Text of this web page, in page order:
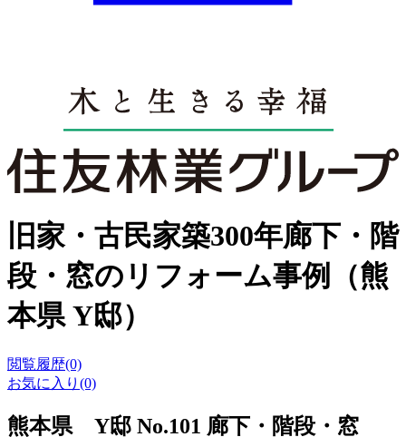
旧家・古民家築300年廊下・階
段・窓のリフォーム事例（熊
本県 Y邸）
閲覧履歴(0)
お気に入り(0)
熊本県 Y邸 No.101 廊下・階段・窓